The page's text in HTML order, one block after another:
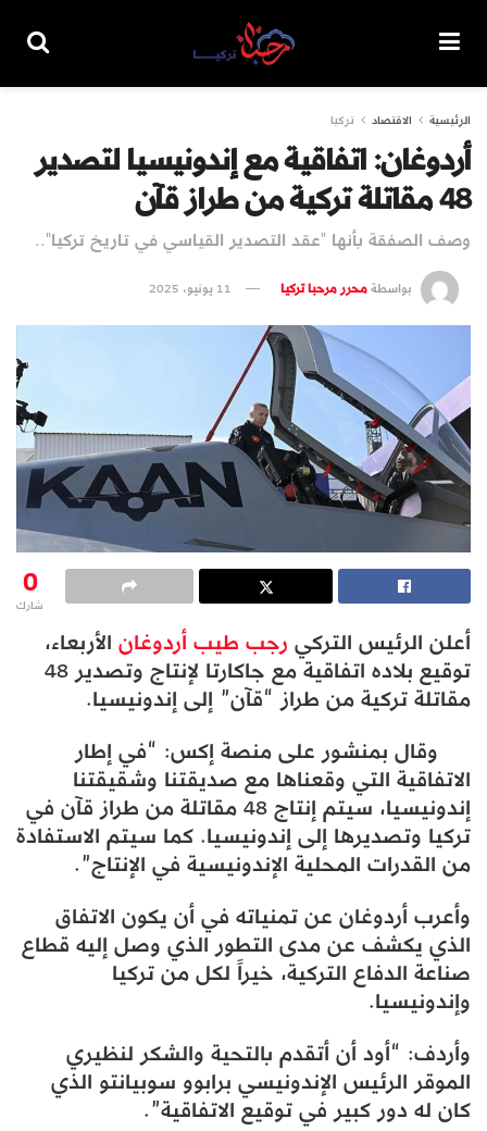
الرئيسية الاقتصاد تركيا
أردوغان: اتفاقية مع إندونيسيا لتصدير
48 مقاتلة تركية من طراز قآن
وصف الصفقة بأنها "عقد التصدير القياسي في تاريخ تركيا"..
بواسطةمحرر مرحبا تركيا 11 يونيو، 2025
0
شارك
أعلن الرئيس التركيرجب طيب أردوغانالأربعاء،
توقيع بلاده اتفاقية مع جاكارتا لإنتاج وتصدير 48
مقاتلة تركية من طراز “قآن” إلى إندونيسيا.
وقال بمنشور على منصة إكس: “في إطار
الاتفاقية التي وقعناها مع صديقتنا وشقيقتنا
إندونيسيا، سيتم إنتاج 48 مقاتلة من طراز قآن في
تركيا وتصديرها إلى إندونيسيا. كما سيتم الاستفادة
من القدرات المحلية الإندونيسية في الإنتاج”.
وأعرب أردوغان عن تمنياته في أن يكون الاتفاق
الذي يكشف عن مدى التطور الذي وصل إليه قطاع
صناعة الدفاع التركية، خيراً لكل من تركيا
وإندونيسيا.
وأردف: “أود أن أتقدم بالتحية والشكر لنظيري
الموقر الرئيس الإندونيسي برابوو سوبيانتو الذي
كان له دور كبير في توقيع الاتفاقية”.